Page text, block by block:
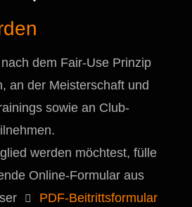
dem Fair-Use Prinzip
an der Meisterschaft und
sowie an Club-
werden möchtest, fülle
Online-Formular aus
PDF-Beitrittsformular